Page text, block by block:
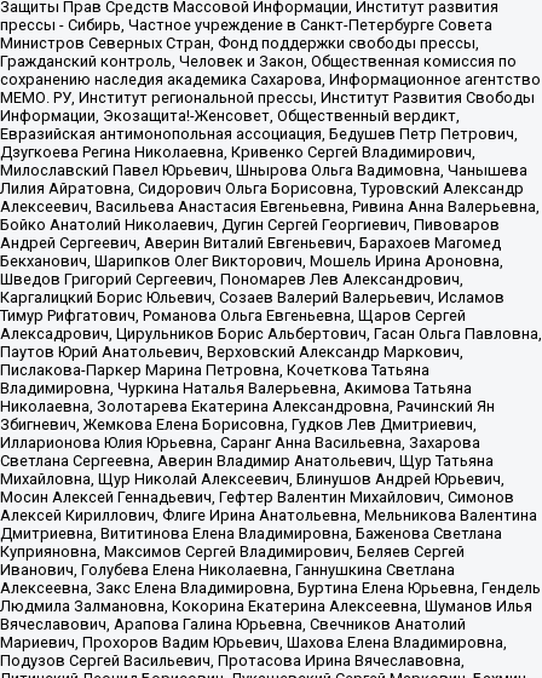
Защиты Прав Средств Массовой Информации, Институт развития
прессы - Сибирь, Частное учреждение в Санкт-Петербурге Совета
Министров Северных Стран, Фонд поддержки свободы прессы,
Гражданский контроль, Человек и Закон, Общественная комиссия по
сохранению наследия академика Сахарова, Информационное агентство
МЕМО. РУ, Институт региональной прессы, Институт Развития Свободы
Информации, Экозащита!-Женсовет, Общественный вердикт,
Евразийская антимонопольная ассоциация, Бедушев Петр Петрович,
Дзугкоева Регина Николаевна, Кривенко Сергей Владимирович,
Милославский Павел Юрьевич, Шнырова Ольга Вадимовна, Чанышева
Лилия Айратовна, Сидорович Ольга Борисовна, Туровский Александр
Алексеевич, Васильева Анастасия Евгеньевна, Ривина Анна Валерьевна,
Бойко Анатолий Николаевич, Дугин Сергей Георгиевич, Пивоваров
Андрей Сергеевич, Аверин Виталий Евгеньевич, Барахоев Магомед
Бекханович, Шарипков Олег Викторович, Мошель Ирина Ароновна,
Шведов Григорий Сергеевич, Пономарев Лев Александрович,
Каргалицкий Борис Юльевич, Созаев Валерий Валерьевич, Исламов
Тимур Рифгатович, Романова Ольга Евгеньевна, Щаров Сергей
Алексадрович, Цирульников Борис Альбертович, Гасан Ольга Павловна,
Паутов Юрий Анатольевич, Верховский Александр Маркович,
Пислакова-Паркер Марина Петровна, Кочеткова Татьяна
Владимировна, Чуркина Наталья Валерьевна, Акимова Татьяна
Николаевна, Золотарева Екатерина Александровна, Рачинский Ян
Збигневич, Жемкова Елена Борисовна, Гудков Лев Дмитриевич,
Илларионова Юлия Юрьевна, Саранг Анна Васильевна, Захарова
Светлана Сергеевна, Аверин Владимир Анатольевич, Щур Татьяна
Михайловна, Щур Николай Алексеевич, Блинушов Андрей Юрьевич,
Мосин Алексей Геннадьевич, Гефтер Валентин Михайлович, Симонов
Алексей Кириллович, Флиге Ирина Анатольевна, Мельникова Валентина
Дмитриевна, Вититинова Елена Владимировна, Баженова Светлана
Куприяновна, Максимов Сергей Владимирович, Беляев Сергей
Иванович, Голубева Елена Николаевна, Ганнушкина Светлана
Алексеевна, Закс Елена Владимировна, Буртина Елена Юрьевна, Гендель
Людмила Залмановна, Кокорина Екатерина Алексеевна, Шуманов Илья
Вячеславович, Арапова Галина Юрьевна, Свечников Анатолий
Мариевич, Прохоров Вадим Юрьевич, Шахова Елена Владимировна,
Подузов Сергей Васильевич, Протасова Ирина Вячеславовна,